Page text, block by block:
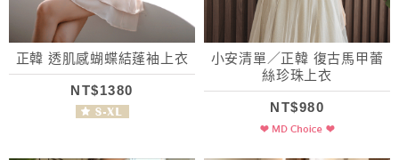
正韓 透肌感蝴蝶結蓬袖上衣
NT$1380
小安清單／正韓 復古馬甲蕾
絲珍珠上衣
NT$980